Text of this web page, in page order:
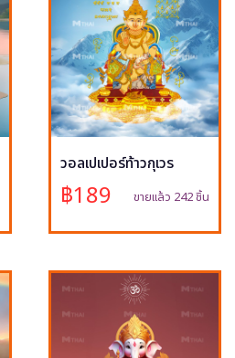
วอลเปเปอร์ท้าวกุเวร
฿189 ขายแล้ว 242 ชิ้น